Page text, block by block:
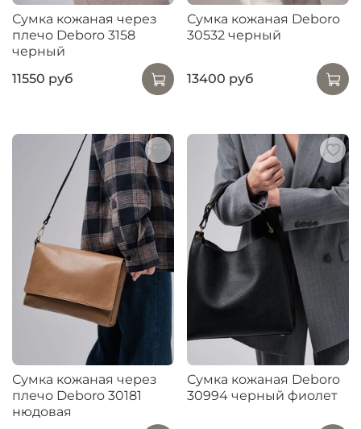
Сумка кожаная через
плечо Deboro 3158
черный
11550 руб
Сумка кожаная Deboro
30532 черный
13400 руб
Сумка кожаная через
плечо Deboro 30181
нюдовая
Сумка кожаная Deboro
30994 черный фиолет